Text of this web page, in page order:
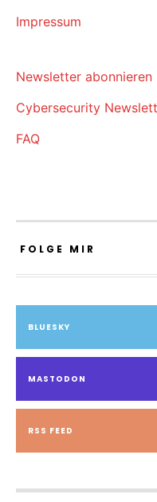
Impressum
Newsletter abonnieren
Cybersecurity
FAQ
FOLGE MIR
BLUESKY
MASTODON
RSS FEED